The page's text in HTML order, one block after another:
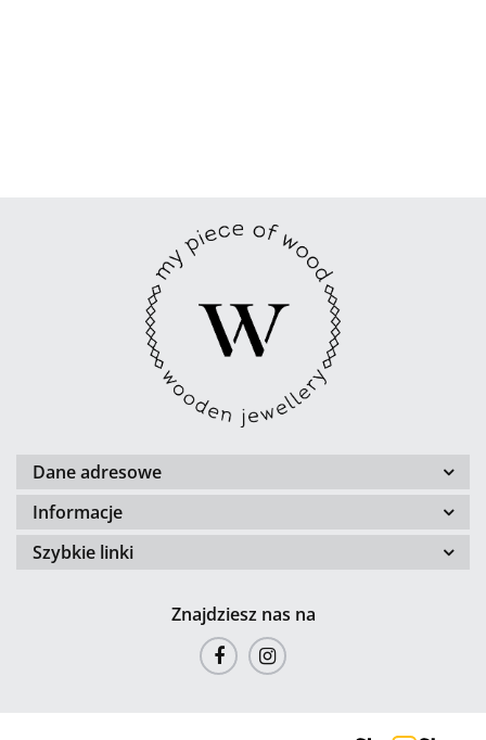
Dane adresowe
Informacje
Szybkie linki
Znajdziesz nas na